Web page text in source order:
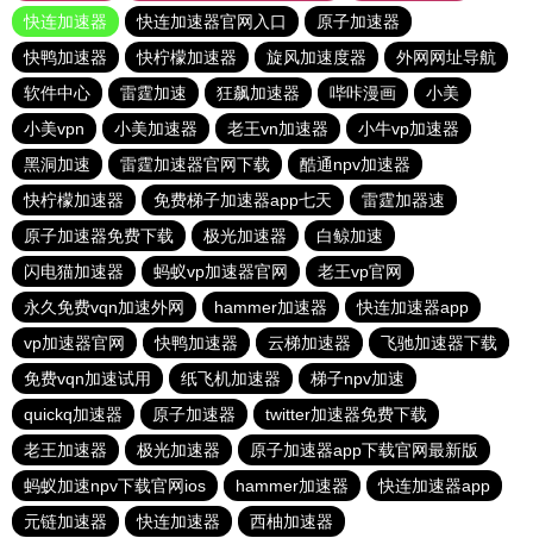
快连加速器
快连加速器官网入口
原子加速器
快鸭加速器
快柠檬加速器 旋风加速度器
外网网址导航
软件中心
雷霆加速 狂飙加速器 哔咔漫画
小美
小美vpn
小美加速器 老王vn加速器
小牛vp加速器
黑洞加速
雷霆加速器官网下载
酷通npv加速器
快柠檬加速器
免费梯子加速器app七天
雷霆加器速
原子加速器免费下载
极光加速器
白鲸加速
闪电猫加速器
蚂蚁vp加速器官网
老王vp官网
永久免费vqn加速外网
hammer加速器
快连加速器app
vp加速器官网
快鸭加速器 云梯加速器
飞驰加速器下载
免费vqn加速试用
纸飞机加速器
梯子npv加速
quickq加速器
原子加速器
twitter加速器免费下载
老王加速器
极光加速器
原子加速器app下载官网最新版
蚂蚁加速npv下载官网ios
hammer加速器
快连加速器app
元链加速器
快连加速器 西柚加速器